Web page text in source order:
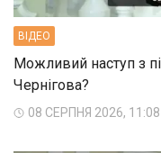
ВIДЕО
Можливий наступ з
Чернігова?
08 СЕРПНЯ 2026, 11:08